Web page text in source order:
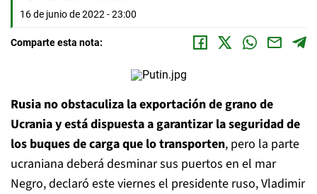
16 de junio de 2022 - 23:00
Comparte esta nota:
Rusia no obstaculiza la exportación de grano de
Ucrania y está dispuesta a garantizar la seguridad de
los buques de carga que lo transporten, pero la parte
ucraniana deberá desminar sus puertos en el mar
Negro, declaró este viernes el presidente ruso, Vladimir